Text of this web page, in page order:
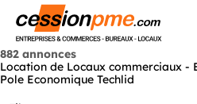
882 annonces
Location de Locaux commerciaux -
Pole Economique Techlid